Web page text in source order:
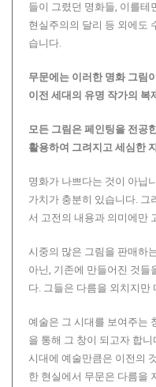
들이 그렸던 명화들, 이를테
현실주의의 달리 등 외에도
습니다.
무문에는 이러한 명화 그림
이전 세대의 유명 작가의 복
모든 그림은 페인팅을 전공
활용하여 그려지고 세심한
명화가 나쁘다는 것이 아닙
가치가 충분히 있습니다. 그
서 고전의 내용과 의미에만
시중의 많은 그림을 판매하
아닌, 기존에 만들어진 것들
다. 그들은 다름을 외치지만
예술은 그 시대를 보여주는
을 통해 그 창이 되고자 합
시대에 예술만큼은 이전의
한 현실에서 무문은 다름을